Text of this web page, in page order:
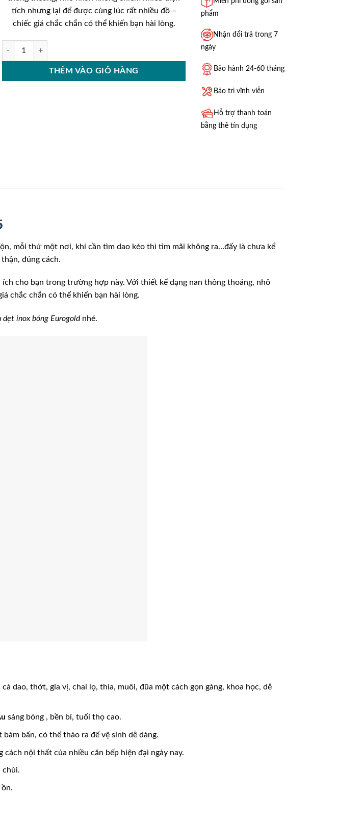
tích nhưng lại để được cùng lúc rất nhiều đồ –
chiếc giá chắc chắn có thể khiến bạn hài lòng.
Giá dao thớt nan dẹt inox bóng Eurogold-ES61225 số lượng
THÊM VÀO GIỎ HÀNG
phẩm
Nhận đổi trả trong 7
ngày
Bảo hành 24-60 tháng
Bảo trì vĩnh viễn
Hỗ trợ thanh toán
bằng thẻ tín dụng
mỗi thứ một nơi, khi cần tìm dao kéo thì tìm mãi không ra…đấy là chưa kể
đúng cách.
cho bạn trong trường hợp này. Với thiết kế dạng nan thông thoáng, nhỏ
chắc chắn có thể khiến bạn hài lòng.
inox bóng Eurogoldnhé.
dao, thớt, gia vị, chai lọ, thìa, muôi, đũa một cách gọn gàng, khoa học, dễ
sáng bóng , bền bỉ, tuổi thọ cao.
bẩn, có thể tháo ra để vệ sinh dễ dàng.
nội thất của nhiều căn bếp hiện đại ngày nay.
chùi.